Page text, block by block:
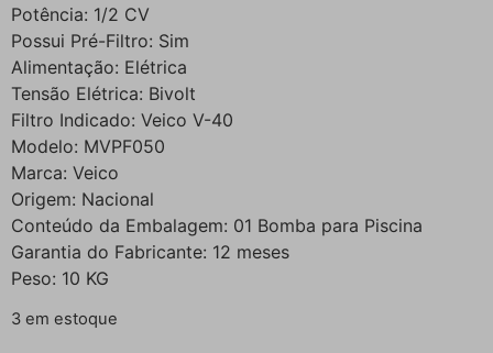
Potência: 1/2 CV
Possui Pré-Filtro: Sim
Alimentação: Elétrica
Tensão Elétrica: Bivolt
Filtro Indicado: Veico V-40
Modelo: MVPF050
Marca: Veico
Origem: Nacional
Conteúdo da Embalagem: 01 Bomba para Piscina
Garantia do Fabricante: 12 meses
Peso: 10 KG
3 em estoque